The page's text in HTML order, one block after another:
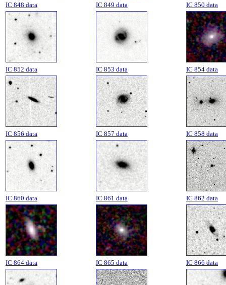
IC 848 data IC 849 data IC 850 data
IC 852 data IC 853 data IC 854 data
IC 856 data IC 857 data IC 858 data
IC 860 data IC 861 data IC 862 data
IC 864 data IC 865 data IC 866 data